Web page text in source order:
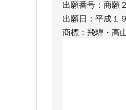
出願番号：商願
出願日：平成１
商標：飛騨・高